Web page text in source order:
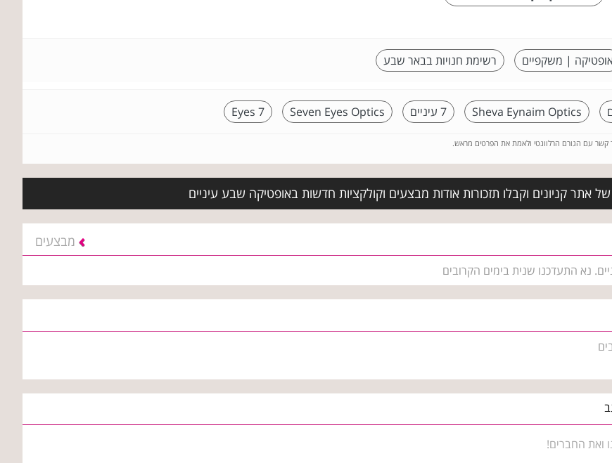
| משקפיים רשימת חנויות בבאר שבע
Sheva Eynaim Optics 7 עיניים Seven Eyes Optics
7 Eyes
קשר עם הגורם הרלוונטי ולאמת את הפרטים מראש.
אתר קניונים וקבלו תזכורות אודות מבצעים וקולקציות חדשות באופטיקה שבע עיניים
מבצעים
נא התעדכנו שנית בימים הקרובים
ואת החברים!